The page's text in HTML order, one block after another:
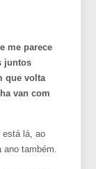
me parece
juntos
que volta
van com
está lá, ao
também.